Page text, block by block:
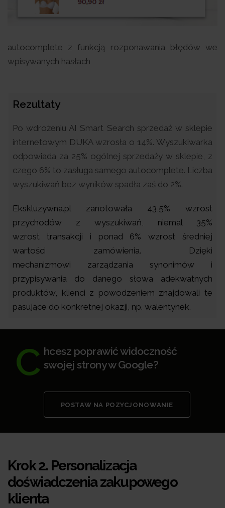
autocomplete z funkcją rozponawania błędów we
wpisywanych hasłach
Rezultaty
Po wdrożeniu AI Smart Search sprzedaż w sklepie
internetowym DUKA wzrosła o 14%. Wyszukiwarka
odpowiada za 25% ogólnej sprzedaży w sklepie, z
czego 6% to zasługa samego autocomplete. Liczba
wyszukiwań bez wyników spadła zaś do 2%.
Ekskluzywna.pl zanotowała 43,5% wzrost
przychodów z wyszukiwań, niemal 35%
wzrost transakcji i ponad 6% wzrost średniej
wartości zamówienia. Dzięki
mechanizmowi zarządzania synonimów i
przypisywania do danego słowa adekwatnych
produktów, klienci z powodzeniem znajdowali te
pasujące do konkretnej okazji, np. walentynek.
C hcesz poprawić widoczność
swojej strony w Google?
POSTAW NA POZYCJONOWANIE
Krok 2. Personalizacja
doświadczenia zakupowego
klienta